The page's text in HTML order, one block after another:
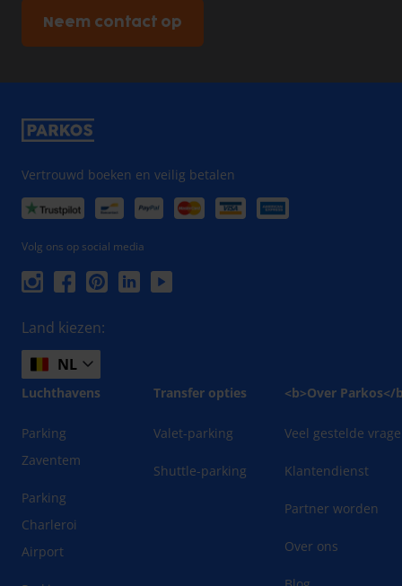
Neem contact op
Vertrouwd boeken en veilig betalen
Volg ons op social media
Land kiezen:
NL
Luchthavens
Parking
Zaventem
Parking
Charleroi
Airport
Transfer opties
Valet-parking
Shuttle-parking
<b>Over Parkos</
Veel gestelde
Klantendienst
Partner worden
Over ons